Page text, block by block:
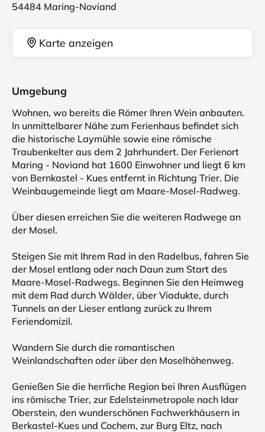
54484 Maring-Noviand
Karte anzeigen
Umgebung
Wohnen, wo bereits die Römer Ihren Wein anbauten.
In unmittelbarer Nähe zum Ferienhaus befindet sich
die historische Laymühle sowie eine römische
Traubenkelter aus dem 2 Jahrhundert. Der Ferienort
Maring - Noviand hat 1600 Einwohner und liegt 6 km
von Bernkastel - Kues entfernt in Richtung Trier. Die
Weinbaugemeinde liegt am Maare-Mosel-Radweg.
Über diesen erreichen Sie die weiteren Radwege an
der Mosel.
Steigen Sie mit Ihrem Rad in den Radelbus, fahren Sie
der Mosel entlang oder nach Daun zum Start des
Maare-Mosel-Radwegs. Beginnen Sie den Heimweg
mit dem Rad durch Wälder, über Viadukte, durch
Tunnels an der Lieser entlang zurück zu Ihrem
Feriendomizil.
Wandern Sie durch die romantischen
Weinlandschaften oder über den Moselhöhenweg.
Genießen Sie die herrliche Region bei Ihren Ausflügen
ins römische Trier, zur Edelsteinmetropole nach Idar
Oberstein, den wunderschönen Fachwerkhäusern in
Berkastel-Kues und Cochem, zur Burg Eltz, nach